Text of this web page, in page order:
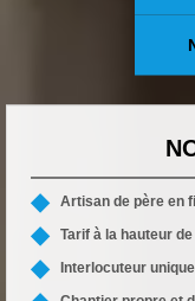
Artisan de père en
Tarif à la hauteur
Interlocuteur